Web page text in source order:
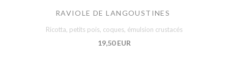
RAVIOLE DE LANGOUSTINES
Ricotta, petits pois, coques, émulsion crustacés
19,50 EUR